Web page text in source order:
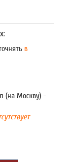
в
(на Москву) -